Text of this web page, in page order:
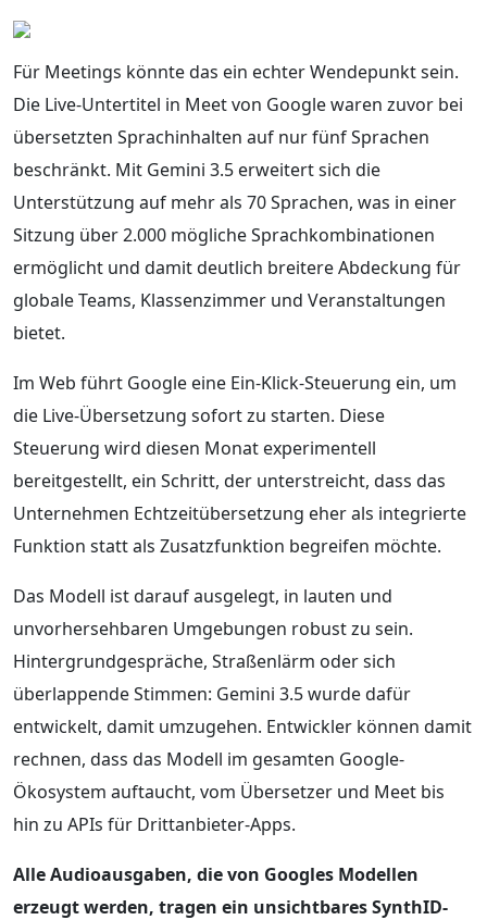
Für Meetings könnte das ein echter Wendepunkt sein.
Die Live-Untertitel in Meet von Google waren zuvor bei
übersetzten Sprachinhalten auf nur fünf Sprachen
beschränkt. Mit Gemini 3.5 erweitert sich die
Unterstützung auf mehr als 70 Sprachen, was in einer
Sitzung über 2.000 mögliche Sprachkombinationen
ermöglicht und damit deutlich breitere Abdeckung für
globale Teams, Klassenzimmer und Veranstaltungen
bietet.
Im Web führt Google eine Ein-Klick-Steuerung ein, um
die Live-Übersetzung sofort zu starten. Diese
Steuerung wird diesen Monat experimentell
bereitgestellt, ein Schritt, der unterstreicht, dass das
Unternehmen Echtzeitübersetzung eher als integrierte
Funktion statt als Zusatzfunktion begreifen möchte.
Das Modell ist darauf ausgelegt, in lauten und
unvorhersehbaren Umgebungen robust zu sein.
Hintergrundgespräche, Straßenlärm oder sich
überlappende Stimmen: Gemini 3.5 wurde dafür
entwickelt, damit umzugehen. Entwickler können damit
rechnen, dass das Modell im gesamten Google-
Ökosystem auftaucht, vom Übersetzer und Meet bis
hin zu APIs für Drittanbieter-Apps.
Alle Audioausgaben, die von Googles Modellen
erzeugt werden, tragen ein unsichtbares SynthID-